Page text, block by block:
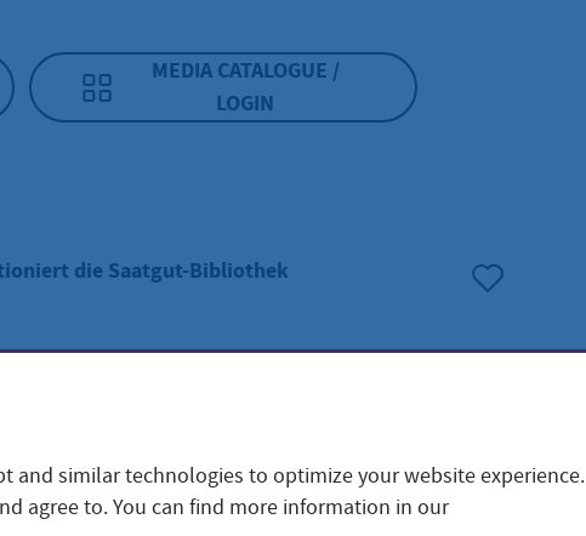
MEDIA CATALOGUE /
LOGIN
die Saatgut-Bibliothek
die
and similar technologies to optimize your website experience.
agree to. You can find more information in our